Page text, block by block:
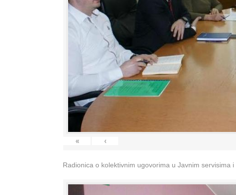
« ‹
Radionica o kolektivnim ugovorima u Javnim servisima